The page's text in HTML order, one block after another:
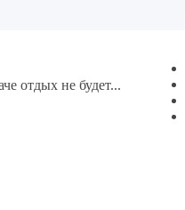
отдых не будет...